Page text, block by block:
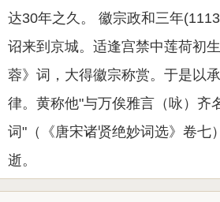
达30年之久。 徽宗政和三年
诏来到京城。适逢宫禁中莲荷初
蓉》词，大得徽宗称赏。于是以
律。黄称他"与万俟雅言（咏）齐
词"（《唐宋诸贤绝妙词选》卷七
逝。